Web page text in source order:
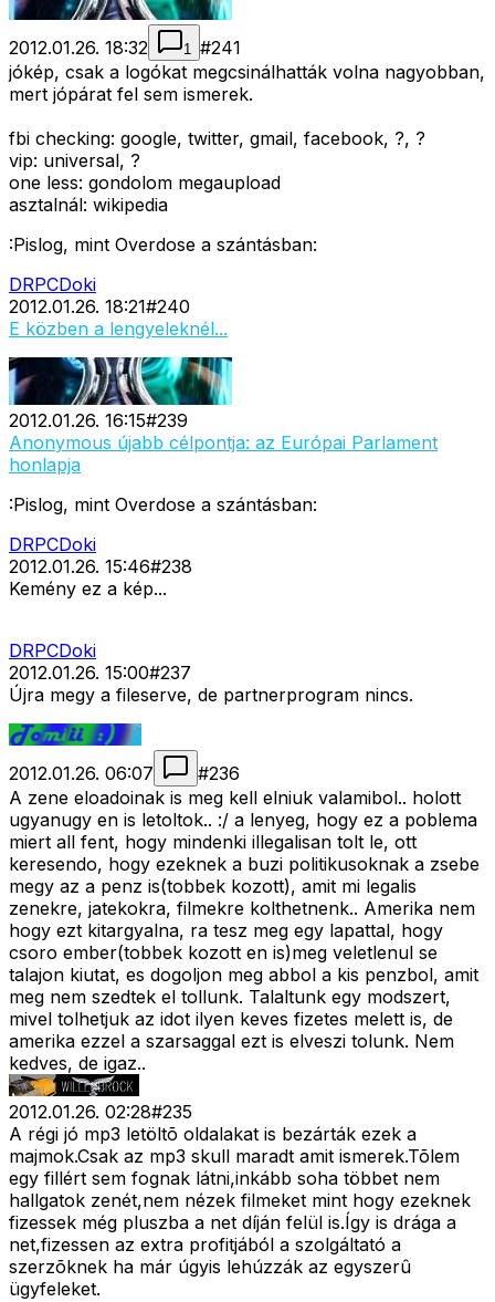
2012.01.26. 18:32 1 #241
jókép, csak a logókat megcsinálhatták volna nagyobban,
mert jópárat fel sem ismerek.
fbi checking: google, twitter, gmail, facebook, ?, ?
vip: universal, ?
one less: gondolom megaupload
asztalnál: wikipedia
:Pislog, mint Overdose a szántásban:
DRPCDoki
2012.01.26. 18:21#240
E közben a lengyeleknél...
2012.01.26. 16:15#239
Anonymous újabb célpontja: az Európai Parlament
honlapja
:Pislog, mint Overdose a szántásban:
DRPCDoki
2012.01.26. 15:46#238
Kemény ez a kép...
DRPCDoki
2012.01.26. 15:00#237
Újra megy a fileserve, de partnerprogram nincs.
2012.01.26. 06:07 #236
A zene eloadoinak is meg kell elniuk valamibol.. holott
ugyanugy en is letoltok.. :/ a lenyeg, hogy ez a poblema
miert all fent, hogy mindenki illegalisan tolt le, ott
keresendo, hogy ezeknek a buzi politikusoknak a zsebe
megy az a penz is(tobbek kozott), amit mi legalis
zenekre, jatekokra, filmekre kolthetnenk.. Amerika nem
hogy ezt kitargyalna, ra tesz meg egy lapattal, hogy
csoro ember(tobbek kozott en is)meg veletlenul se
talajon kiutat, es dogoljon meg abbol a kis penzbol, amit
meg nem szedtek el tollunk. Talaltunk egy modszert,
mivel tolhetjuk az idot ilyen keves fizetes melett is, de
amerika ezzel a szarsaggal ezt is elveszi tolunk. Nem
kedves, de igaz..
2012.01.26. 02:28#235
A régi jó mp3 letöltõ oldalakat is bezárták ezek a
majmok.Csak az mp3 skull maradt amit ismerek.Tõlem
egy fillért sem fognak látni,inkább soha többet nem
hallgatok zenét,nem nézek filmeket mint hogy ezeknek
fizessek még pluszba a net díján felül is.Így is drága a
net,fizessen az extra profitjából a szolgáltató a
szerzõknek ha már úgyis lehúzzák az egyszerû
ügyfeleket.